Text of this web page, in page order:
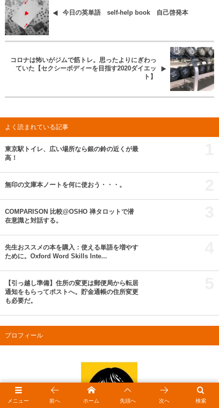
今日の英単語 self-help book 自己啓発本
コロナは怖いがジムで筋トレ。思ったよりにぎわっ
ていた【セクシーボディーを目指す2020ダイエッ
ト】
よく読まれている記事
東京駅トイレ、広い場所なら銀の鈴の近くが最
高！
無印の文庫本ノートを何に使おう・・・。
COMPARISON 比較@OSHO 禅タロットで潜
在意識と対話する。
先生おススメの本を購入：使える単語を増やす
ために。Oxford Word Skills Inte...
【引っ越し準備】住所の変更は郵便局から転居
通知をもらってポストへ。貯金通帳の住所変更
も必要だ。
プロフィール
メニュー 検索
前へ ホーム 先頭へ 次へ